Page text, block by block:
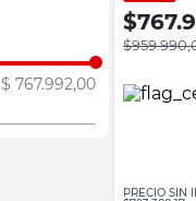
$ 767.992,00
$
$
PRECIO SIN